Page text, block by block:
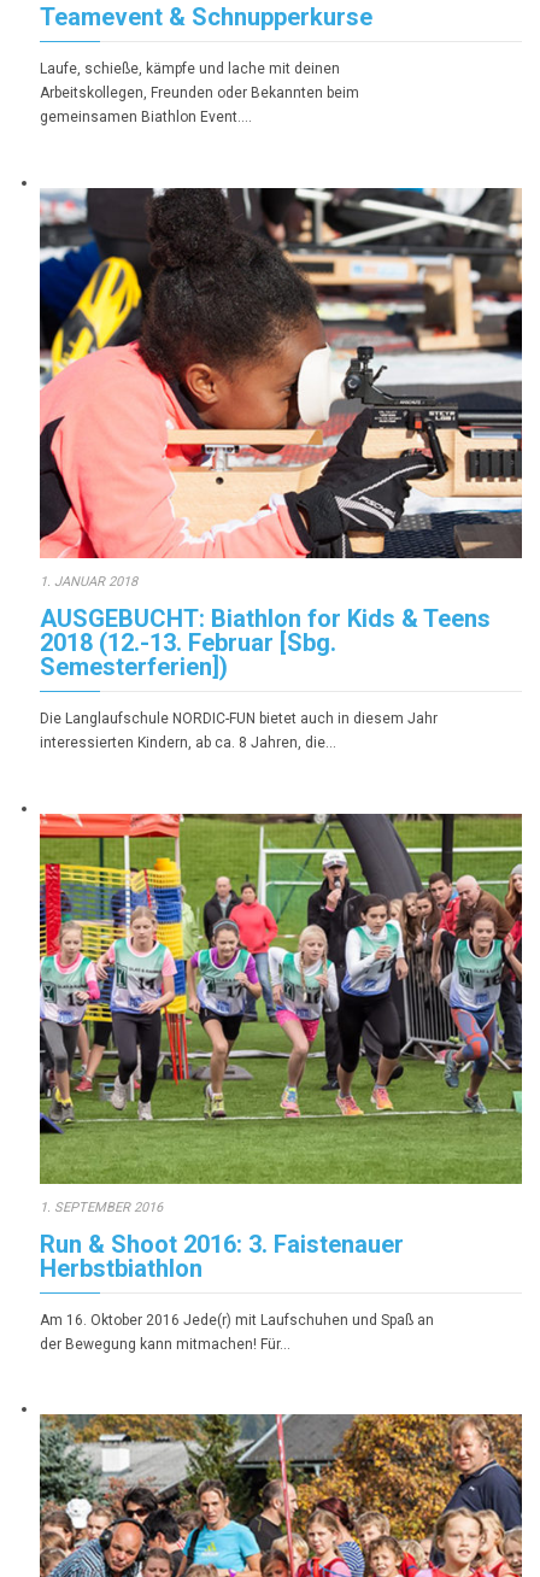
Teamevent & Schnupperkurse
Laufe, schieße, kämpfe und lache mit deinen
Arbeitskollegen, Freunden oder Bekannten beim
gemeinsamen Biathlon Event….
1. JANUAR 2018
AUSGEBUCHT: Biathlon for Kids & Teens
2018 (12.-13. Februar [Sbg.
Semesterferien])
Die Langlaufschule NORDIC-FUN bietet auch in diesem Jahr
interessierten Kindern, ab ca. 8 Jahren, die…
1. SEPTEMBER 2016
Run & Shoot 2016: 3. Faistenauer
Herbstbiathlon
Am 16. Oktober 2016 Jede(r) mit Laufschuhen und Spaß an
der Bewegung kann mitmachen! Für…